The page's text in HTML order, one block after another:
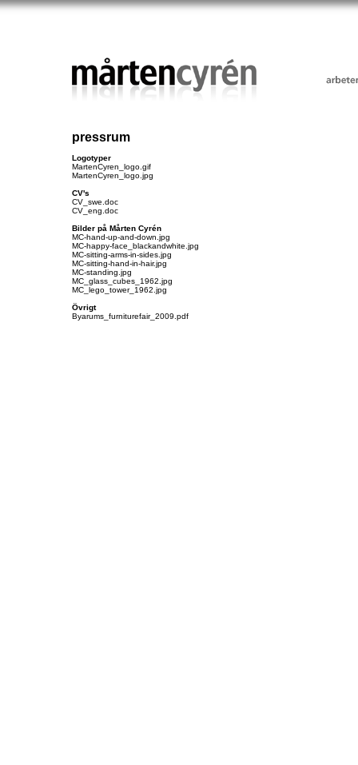
pressrum
Logotyper
MartenCyren_logo.gif
MartenCyren_logo.jpg
CV's
CV_swe.doc
CV_eng.doc
Bilder på Mårten Cyrén
MC-hand-up-and-down.jpg
MC-happy-face_blackandwhite.jpg
MC-sitting-arms-in-sides.jpg
MC-sitting-hand-in-hair.jpg
MC-standing.jpg
MC_glass_cubes_1962.jpg
MC_lego_tower_1962.jpg
Övrigt
Byarums_furniturefair_2009.pdf